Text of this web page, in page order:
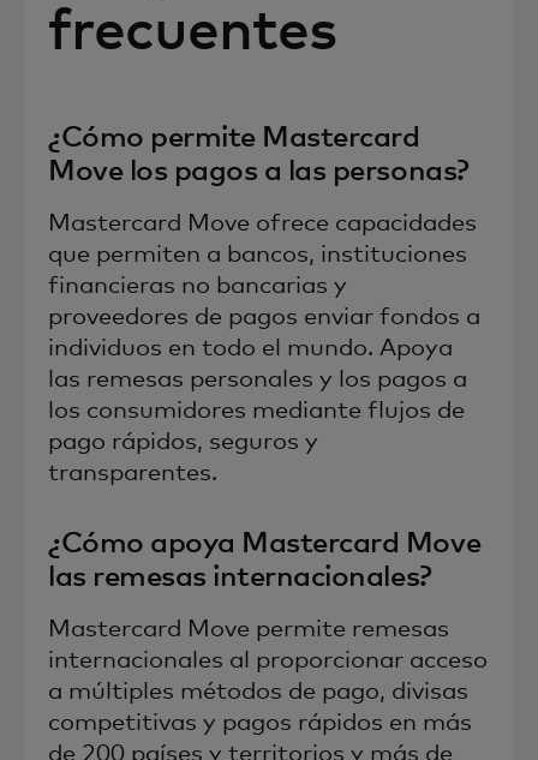
frecuentes
¿Cómo permite Mastercard
Move los pagos a las personas?
Mastercard Move ofrece capacidades
que permiten a bancos, instituciones
financieras no bancarias y
proveedores de pagos enviar fondos a
individuos en todo el mundo. Apoya
las remesas personales y los pagos a
los consumidores mediante flujos de
pago rápidos, seguros y
transparentes.
¿Cómo apoya Mastercard Move
las remesas internacionales?
Mastercard Move permite remesas
internacionales al proporcionar acceso
a múltiples métodos de pago, divisas
competitivas y pagos rápidos en más
de 200 países y territorios y más de